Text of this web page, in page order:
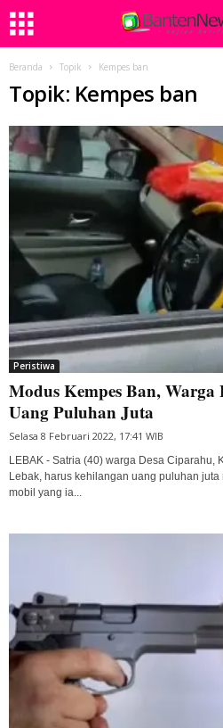
Beranda Topik Kempes ban
Topik: Kempes ban
Peristiwa
Modus Kempes Ban,
Uang Puluhan Juta
Selasa 8 Februari 2022, 17:41 WIB
LEBAK - Satria (40) warga Desa Ciparahu,
Lebak, harus kehilangan uang puluhan
mobil yang ia...